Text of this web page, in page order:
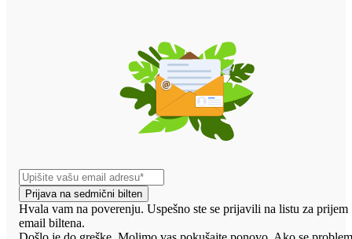
Prijava na sedmični bilten
Hvala vam na poverenju. Uspešno ste se prijavili na listu za prijem
email biltena.